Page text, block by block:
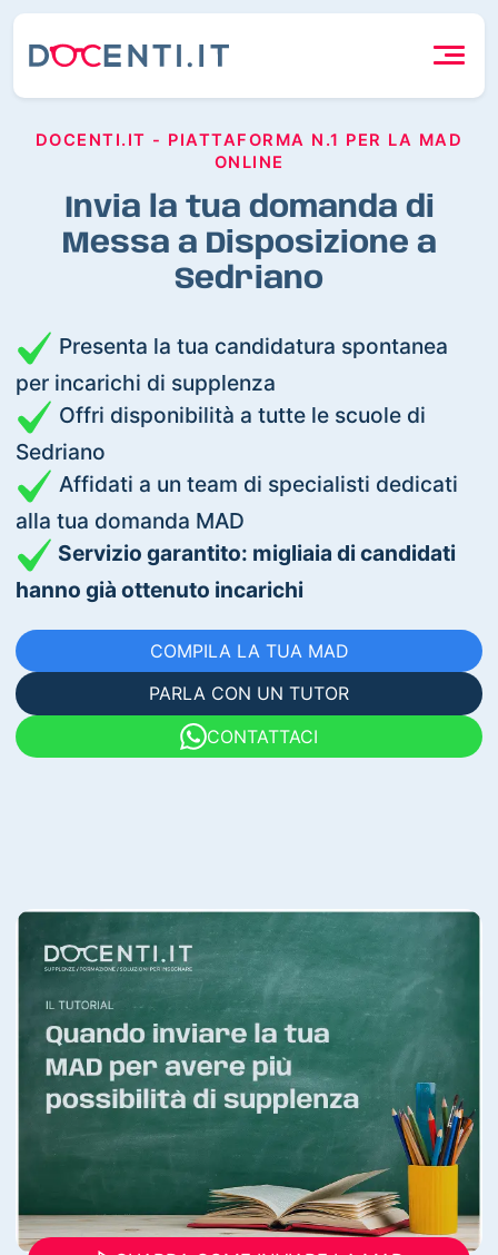
DOCENTI.IT - PIATTAFORMA N.1 PER LA MAD
ONLINE
Invia la tua domanda di
Messa a Disposizione a
Sedriano
Presenta la tua candidatura spontanea
per incarichi di supplenza
Offri disponibilità a tutte le scuole di
Sedriano
Affidati a un team di specialisti dedicati
alla tua domanda MAD
Servizio garantito: migliaia di candidati
hanno già ottenuto incarichi
COMPILA LA TUA MAD
PARLA CON UN TUTOR
CONTATTACI